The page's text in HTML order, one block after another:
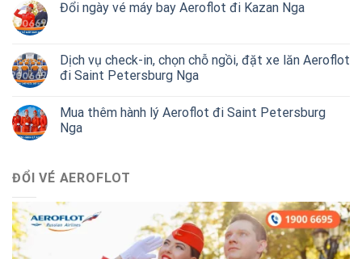
Đổi ngày vé máy bay Aeroflot đi Kazan Nga
Dịch vụ check-in, chọn chỗ ngồi, đặt xe lăn Aeroflot
đi Saint Petersburg Nga
Mua thêm hành lý Aeroflot đi Saint Petersburg
Nga
ĐỔI VÉ AEROFLOT